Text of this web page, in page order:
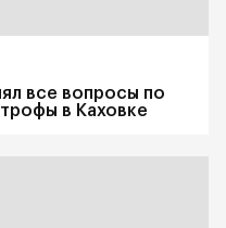
все вопросы по
в Каховке